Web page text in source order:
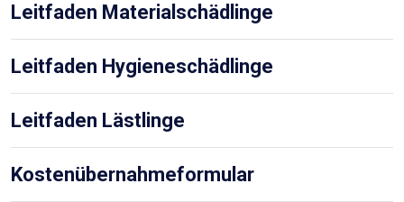
Leitfaden Materialschädlinge
Leitfaden Hygieneschädlinge
Leitfaden Lästlinge
Kostenübernahmeformular